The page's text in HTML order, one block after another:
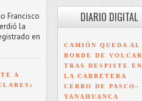
Francisco
la
en
A
DIARIO DIGITAL
CAMIÓN QUEDA AL
BORDE DE VOLCAR
TRAS DESPISTE EN
LA CARRETERA
CERRO DE PASCO–
YANAHUANCA